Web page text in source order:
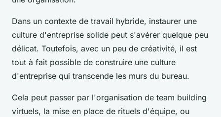
Dans un contexte de travail hybride, instaurer une
culture d'entreprise solide peut s'avérer quelque peu
délicat. Toutefois, avec un peu de créativité, il est
tout à fait possible de construire une culture
d'entreprise qui transcende les murs du bureau.
Cela peut passer par l'organisation de team building
virtuels, la mise en place de rituels d'équipe, ou